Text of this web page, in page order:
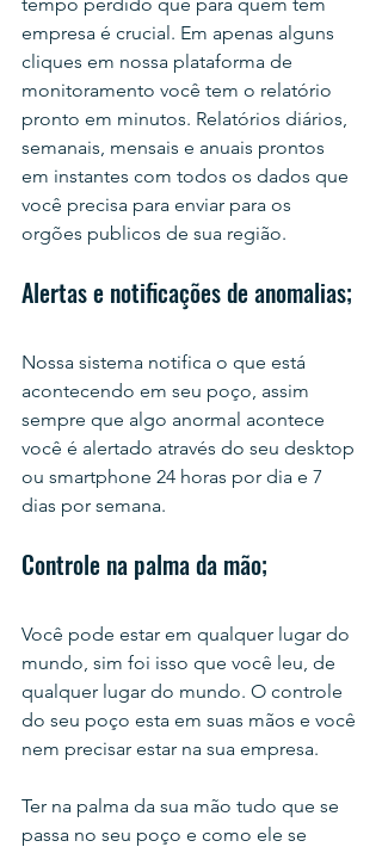
empresa é crucial. Em apenas alguns
cliques em nossa plataforma de
monitoramento você tem o relatório
pronto em minutos. Relatórios diários,
semanais, mensais e anuais prontos
em instantes com todos os dados que
você precisa para enviar para os
orgões publicos de sua região.
Alertas e notificações de anomalias;
Nossa sistema notifica o que está
acontecendo em seu poço, assim
sempre que algo anormal acontece
você é alertado através do seu desktop
ou smartphone 24 horas por dia e 7
dias por semana.
Controle na palma da mão;
Você pode estar em qualquer lugar do
mundo, sim foi isso que você leu, de
qualquer lugar do mundo. O controle
do seu poço esta em suas mãos e você
nem precisar estar na sua empresa.
Ter na palma da sua mão tudo que se
passa no seu poço e como ele se